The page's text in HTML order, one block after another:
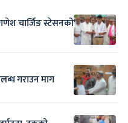
चार्जिङ स्टेसनको
गराउन माग